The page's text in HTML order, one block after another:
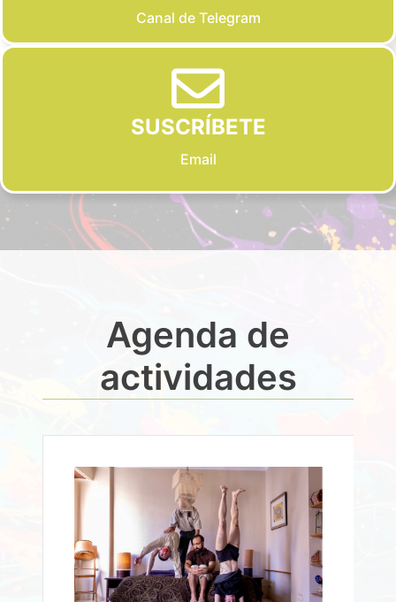
Canal de Telegram
SUSCRÍBETE
Email
Agenda de
actividades